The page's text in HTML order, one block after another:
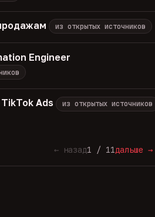
из открытых источников
Engineer
Ads из открытых источников
← назад1 / 11дальше →